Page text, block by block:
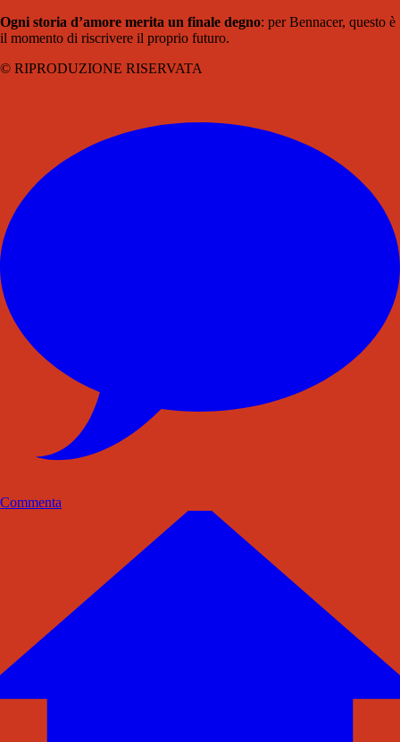
Ogni storia d’amore merita un finale degno: per Bennacer, questo è
il momento di riscrivere il proprio futuro.
© RIPRODUZIONE RISERVATA
Commenta